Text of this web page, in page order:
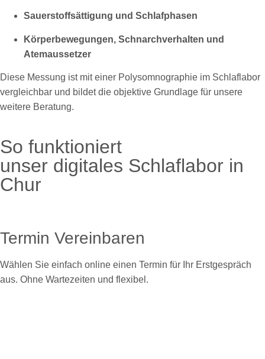
Sauerstoffsättigung und Schlafphasen
Körperbewegungen, Schnarchverhalten und
Atemaussetzer
Diese Messung ist mit einer Polysomnographie im Schlaflabor
vergleichbar und bildet die objektive Grundlage für unsere
weitere Beratung.
So funktioniert
unser digitales Schlaflabor in
Chur
Termin Vereinbaren
Wählen Sie einfach online einen Termin für Ihr Erstgespräch
aus. Ohne Wartezeiten und flexibel.